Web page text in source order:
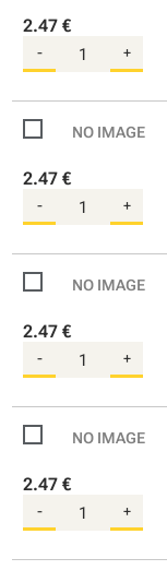
2.47 €
- +
2.47 €
- +
2.47 €
- +
2.47 €
- +